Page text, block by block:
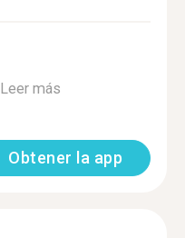
Leer más
Obtener la app